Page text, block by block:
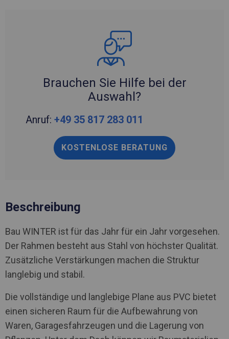
Brauchen Sie Hilfe bei der
Auswahl?
Anruf: +49 35 817 283 011
KOSTENLOSE BERATUNG
Beschreibung
Bau WINTER ist für das Jahr für ein Jahr vorgesehen.
Der Rahmen besteht aus Stahl von höchster Qualität.
Zusätzliche Verstärkungen machen die Struktur
langlebig und stabil.
Die vollständige und langlebige Plane aus PVC bietet
einen sicheren Raum für die Aufbewahrung von
Waren, Garagesfahrzeugen und die Lagerung von